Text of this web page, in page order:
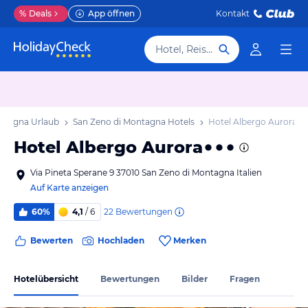
% Deals App öffnen Kontakt
Hotel, Reiseziel
Urlaub San Zeno di Montagna Hotels Hotel Albergo Aurora
Hotel Albergo Aurora
Via Pineta Sperane 9 37010 San Zeno di Montagna Italien
Auf Karte anzeigen
60% 4,1 / 6 22 Bewertungen
Bewerten Hochladen Merken
Hotelübersicht Bewertungen Bilder Fragen